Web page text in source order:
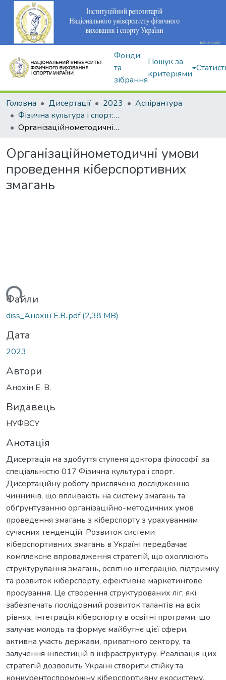
Фонди
та
зібрання
Пошук за
критеріями
Головна Дисертації 2023
Аспірантура
Фізична культура і спорт: 017
Організаційнометодичні умови проведення кіберспортивних змагань
Організаційнометодичні умови
проведення кіберспортивних
змагань
Файли
diss_Анохін Е.В..pdf(2,38 MB)
Дата
2023
Автори
Анохін Е. В.
Видавець
НУФВСУ
Анотація
Дисертація на здобуття ступеня доктора філософії за
спеціальністю 017 Фізична культура і спорт.
Дисертаційну роботу присвячено дослідженню
чинників, що впливають на систему змагань та
обґрунтуванню організаційно-методичних умов
проведення змагань з кіберспорту з урахуванням
сучасних тенденцій. Розвиток системи
кіберспортивних змагань в Україні передбачає
комплексне впровадження стратегій, що охоплюють
структурування змагань, освітню інтеграцію, підтримку
та розвиток кіберспорту, ефективне маркетингове
просування. Це створення структурованих ліг, які
забезпечать послідовний розвиток талантів на всіх
рівнях, інтеграція кіберспорту в освітні програми, що
залучає молодь та формує майбутнє цієї сфери,
активна участь держави, приватного сектору, та
залучення інвестицій в інфраструктуру. Реалізація цих
стратегій дозволить Україні створити стійку та